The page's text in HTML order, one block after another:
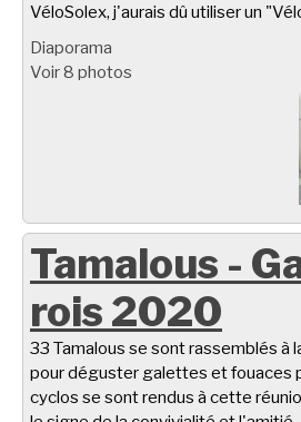
VéloSolex, j'aurais dû utiliser un
Diaporama
Voir 8 photos
Tamalous -
rois 2020
33 Tamalous se sont rassemblés à
pour déguster galettes et fouaces
cyclos se sont rendus à cette